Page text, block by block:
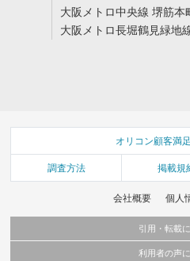
大阪メトロ中央線 堺筋本
大阪メトロ長堀鶴見緑地
オリコン顧客満
調査方法 掲載規
会社概要 個人
引用・転載
当サイトで公開されている情報（文字、写真
利用者の声